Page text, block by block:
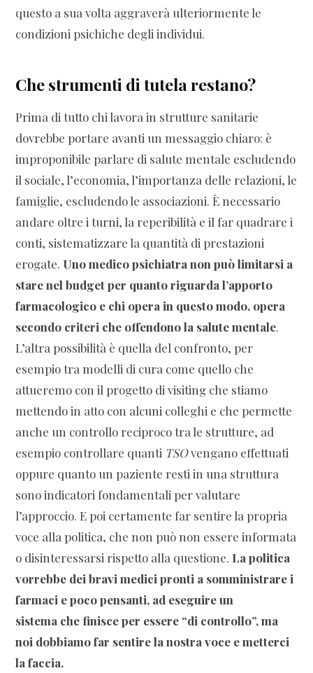
questo a sua volta aggraverà ulteriormente le
condizioni psichiche degli individui.
Che strumenti di tutela restano?
Prima di tutto chi lavora in strutture sanitarie
dovrebbe portare avanti un messaggio chiaro: è
improponibile parlare di salute mentale escludendo
il sociale, l’economia, l’importanza delle relazioni, le
famiglie, escludendo le associazioni. È necessario
andare oltre i turni, la reperibilità e il far quadrare i
conti, sistematizzare la quantità di prestazioni
erogate. Uno medico psichiatra non può limitarsi a
stare nel budget per quanto riguarda l’apporto
farmacologico e chi opera in questo modo, opera
secondo criteri che offendono la salute mentale.
L’altra possibilità è quella del confronto, per
esempio tra modelli di cura come quello che
attueremo con il progetto di visiting che stiamo
mettendo in atto con alcuni colleghi e che permette
anche un controllo reciproco tra le strutture, ad
esempio controllare quanti TSOvengano effettuati
oppure quanto un paziente resti in una struttura
sono indicatori fondamentali per valutare
l’approccio. E poi certamente far sentire la propria
voce alla politica, che non può non essere informata
o disinteressarsi rispetto alla questione. La politica
vorrebbe dei bravi medici pronti a somministrare i
farmaci e poco pensanti, ad eseguire un
sistema che finisce per essere “di controllo”, ma
noi dobbiamo far sentire la nostra voce e metterci
la faccia.